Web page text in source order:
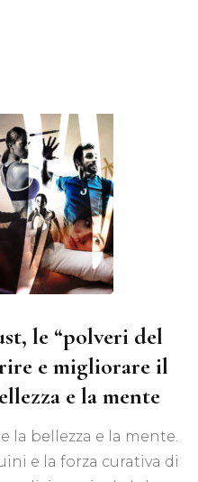
le “polveri del
e migliorare il
e la mente
la bellezza e la mente.
e la forza curativa di